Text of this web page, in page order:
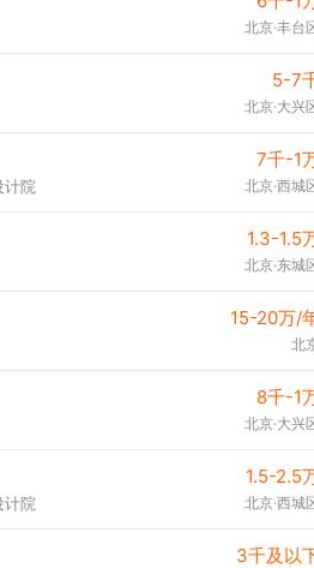
北京·丰台
5-7
北京·大兴
7千-1
计院 北京·西城
1.3-1.5
北京·东城
15-20万/
北
8千-1
北京·大兴
1.5-2.5
计院 北京·西城
3千及以